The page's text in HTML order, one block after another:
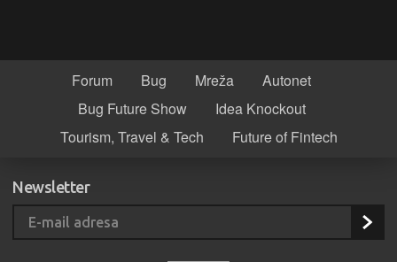
Forum Bug Mreža
Autonet
Bug Future Show
Idea Knockout
Tourism, Travel & Tech
Future of Fintech
Newsletter